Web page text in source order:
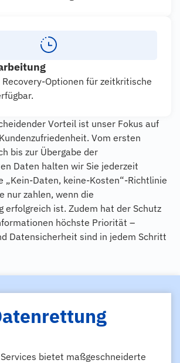
Optionen für zeitkritische
Vorteil ist unser Fokus auf
Vom ersten
bis zur Übergabe der
Daten halten wir Sie jederzeit
„Kein-Daten, keine-Kosten“-Richtlinie
nur zahlen, wenn die
erfolgreich ist. Zudem hat der Schutz
höchste Priorität –
Datensicherheit sind in jedem Schritt
bietet maßgeschneiderte